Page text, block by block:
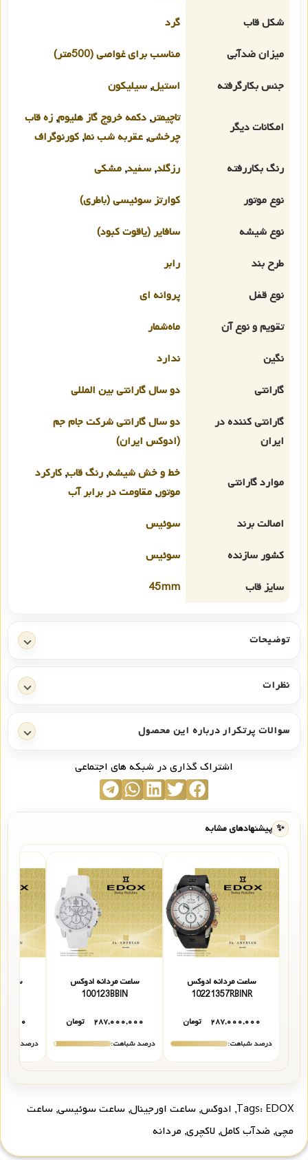
شکل قاب
گرد
میزان ضدآبی
مناسب برای غواصی (500متر)
جنس بکارگرفته
استیل, سیلیکون
امکانات دیگر
تاچیمتر, دکمه خروج گاز هلیوم, زه قاب
چرخشی, عقربه شب نما, کورنوگراف
رنگ بکاررفته
رزگلد, سفید, مشکی
نوع موتور
کوارتز سوئیسی (باطری)
نوع شیشه
سافایر (یاقوت کبود)
طرح بند
رابر
نوع قفل
پروانه ای
تقویم و نوع آن
ماه‌شمار
نگین
ندارد
گارانتی
دو سال گارانتی بین المللی
گارانتی کننده در
ایران
دو سال گارانتی شرکت جام جم
(ادوکس ایران)
موارد گارانتی
خط و خش شیشه, رنگ قاب, کارکرد
موتور, مقاومت در برابر آب
اصالت برند
سوئیس
کشور سازنده
سوئیس
سایز قاب
45mm
توضیحات
نظرات
سوالات پرتکرار درباره این محصول
اشتراک گذاری در شبکه های اجتماعی
✨ پیشنهادهای مشابه
ساعت مردانه ادوکس
10221357RBINR
۲۸۷,۰۰۰,۰۰۰
تومان
درصد شباهت:
ساعت مردانه ادوکس
100123BBIN
۲۸۷,۰۰۰,۰۰۰
تومان
درصد شباهت:
ساعت
درصد
Tags: EDOX
, ادوکس, ساعت اورجینال, ساعت سوئیسی, ساعت
مچی, ضدآب کامل, لاکچری, مردانه